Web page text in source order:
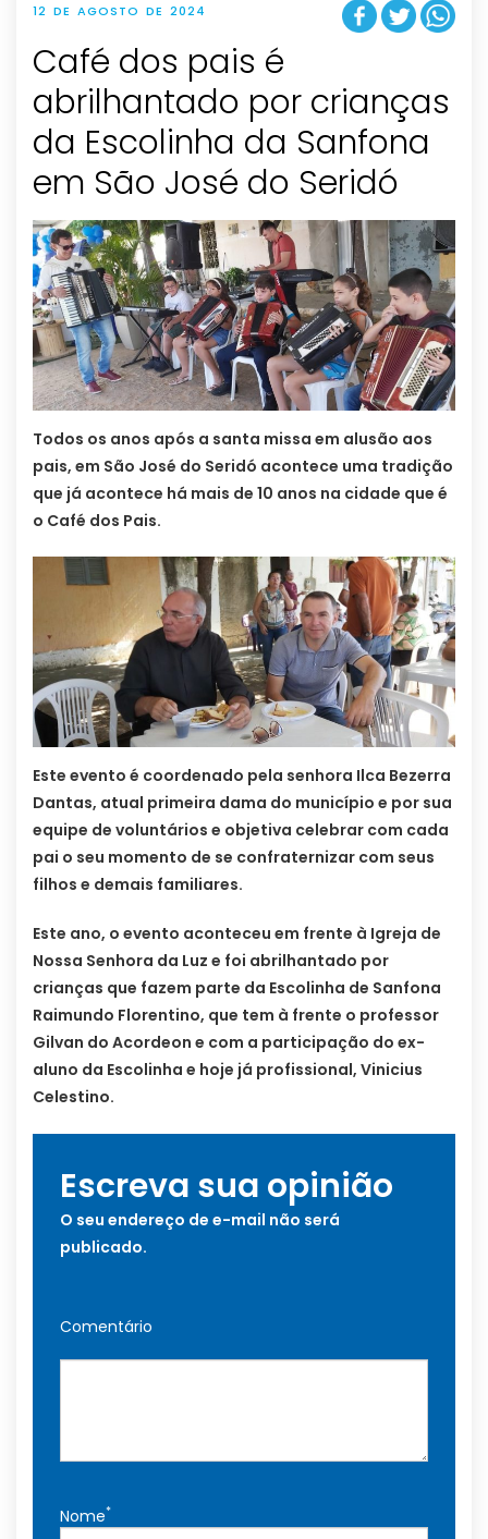
12 DE AGOSTO DE 2024
Café dos pais é
abrilhantado por crianças
da Escolinha da Sanfona
em São José do Seridó
Todos os anos após a santa missa em alusão aos
pais, em São José do Seridó acontece uma tradição
que já acontece há mais de 10 anos na cidade que é
o Café dos Pais.
Este evento é coordenado pela senhora Ilca Bezerra
Dantas, atual primeira dama do município e por sua
equipe de voluntários e objetiva celebrar com cada
pai o seu momento de se confraternizar com seus
filhos e demais familiares.
Este ano, o evento aconteceu em frente à Igreja de
Nossa Senhora da Luz e foi abrilhantado por
crianças que fazem parte da Escolinha de Sanfona
Raimundo Florentino, que tem à frente o professor
Gilvan do Acordeon e com a participação do ex-
aluno da Escolinha e hoje já profissional, Vinicius
Celestino.
Escreva sua opinião
O seu endereço de e-mail não será
publicado.
Comentário
Nome*